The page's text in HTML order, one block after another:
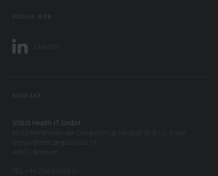
SOCIAL WEB
LinkedIn
KONTAKT
VISUS Health IT GmbH
ein Unternehmen der CompuGroup Medical SE & Co. KGaA
Gesundheitscampus-Süd 15
44801 Bochum
TEL +49 234 93693-0